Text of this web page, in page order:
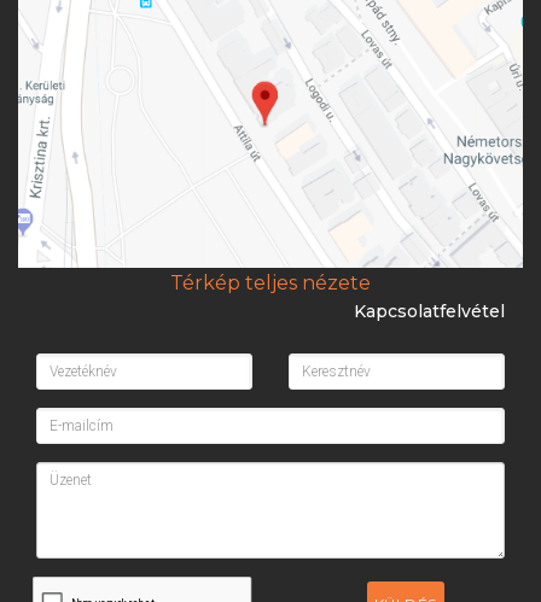
Térkép teljes nézete
Kapcsolatfelvétel